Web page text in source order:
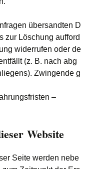
übersandten D
zur Löschung aufford
widerrufen oder de
(z. B. nach abg
Zwingende g
–
Website
Seite werden nebe